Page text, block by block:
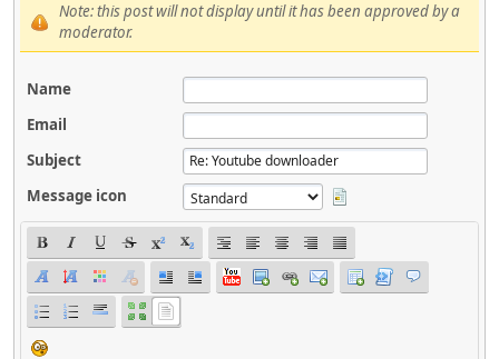
Note: this post will not display until it has been approved by a
moderator.
Name
Email
Subject
Message icon